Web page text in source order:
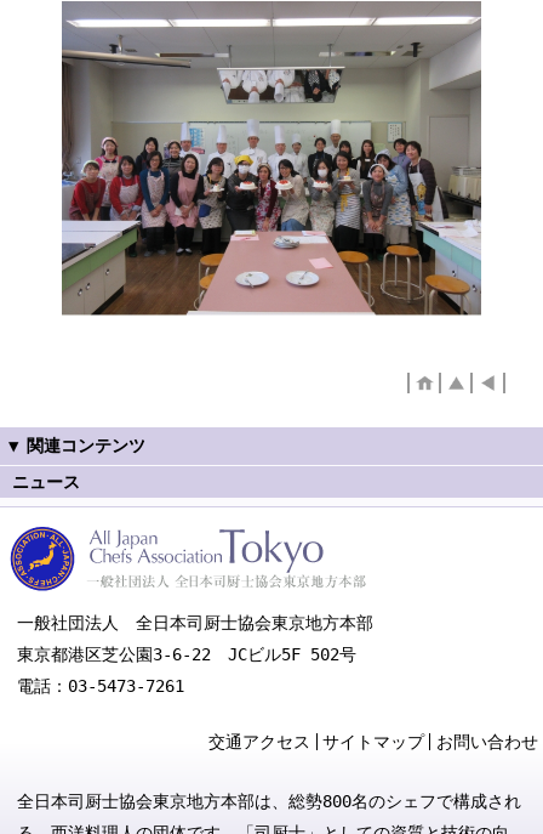
ニュース
一般社団法人 全日本司厨士協会東京地方本部
東京都港区芝公園3-6-22 JCビル5F 502号
電話：03-5473-7261
交通アクセス サイトマップ お問い合わせ
全日本司厨士協会東京地方本部は、総勢800名のシェフで構成され